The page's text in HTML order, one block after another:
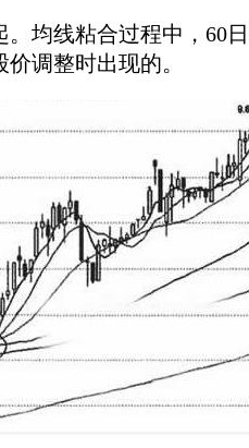
线粘合过程中，60日
调整时出现的。